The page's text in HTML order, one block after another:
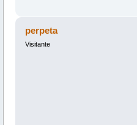
perpeta
Visitante